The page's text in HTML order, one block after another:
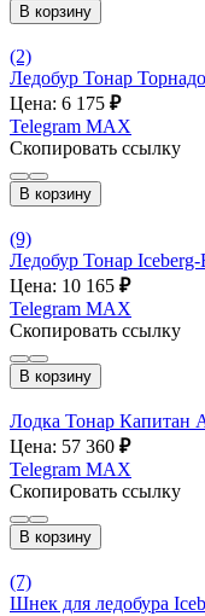
В корзину
(2)
Ледобур Тонар
Цена: 6 175 ₽
Telegram MAX
Скопировать ссылку
В корзину
(9)
Ледобур Тонар
Цена: 10 165 ₽
Telegram MAX
Скопировать ссылку
В корзину
Лодка Тонар Капитан
Цена: 57 360 ₽
Telegram MAX
Скопировать ссылку
В корзину
(7)
Шнек для ледобура